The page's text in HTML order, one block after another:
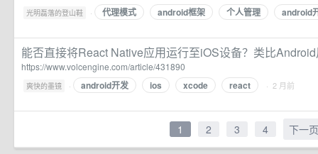
光明磊落的登山鞋 · 代理模式 android框架 个人管理 android
能否直接将React Native应用运行至iOS设备？类比
https://www.volcengine.com/article/431890
爽快的墨镜 · android开发 ios xcode react · 2 月前
1 2 3 4 下一页